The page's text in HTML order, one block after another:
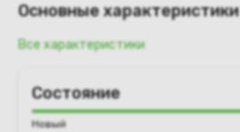
Основные характеристики
Все характеристики
Состояние
Новый